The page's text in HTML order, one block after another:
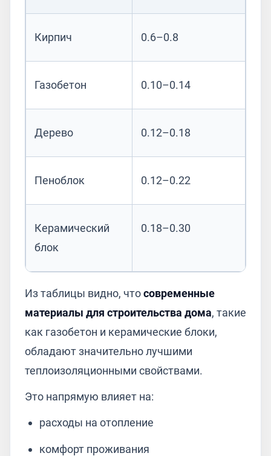
Кирпич 0.6–0.8
Газобетон 0.10–0.14
Дерево 0.12–0.18
Пеноблок 0.12–0.22
Керамический
блок
0.18–0.30
Из таблицы видно, чтосовременные
материалы для строительства дома, такие
как газобетон и керамические блоки,
обладают значительно лучшими
теплоизоляционными свойствами.
Это напрямую влияет на:
расходы на отопление
комфорт проживания